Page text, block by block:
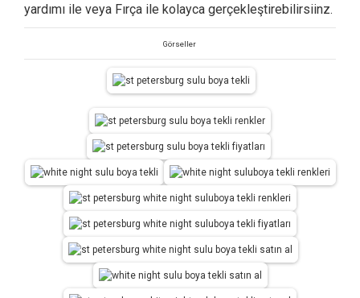
yardımı ile veya Fırça ile kolayca gerçekleştirebilirsiinz.
Görseller